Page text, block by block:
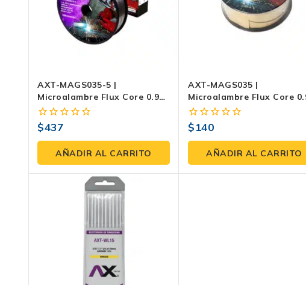
AXT-MAGS035-5 |
Microalambre Flux Core 0.9
Mm (0.035”) SIN GAS – Rollo
5 Kg (E71T-GS)
0
fuera
5
$437
AÑADIR AL CARRITO
AXT-MAGS035 |
Microalambre Flux Core
Mm (0.035”) SIN GAS – 1.0
(E71T-GS)
0
fuera
5
$140
AÑADIR AL CARRITO